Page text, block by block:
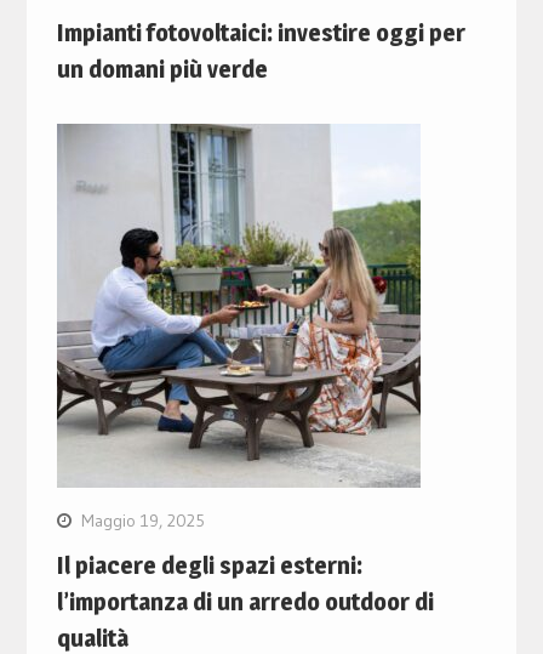
Impianti fotovoltaici: investire oggi per
un domani più verde
Maggio 19, 2025
Il piacere degli spazi esterni:
l’importanza di un arredo outdoor di
qualità